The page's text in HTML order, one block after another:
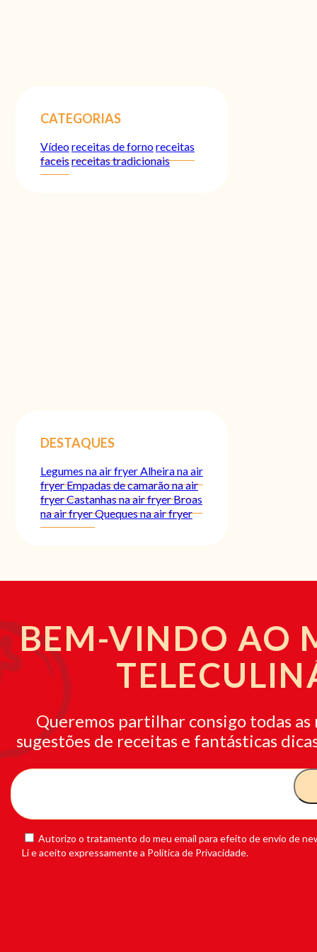
CATEGORIAS
Vídeoreceitas de fornoreceitas
faceisreceitas tradicionais
DESTAQUES
Legumes na air fryerAlheira na air
fryerEmpadas de camarão na air
fryerCastanhas na air fryerBroas
na air fryerQueques na air fryer
BEM-VINDO AO
Queremos partilhar consigo todas as
sugestões de receitas e fantásticas
Autorizo o tratamento do meu email para efeito de envio de
Li e aceito expressamente a Política de Privacidade.